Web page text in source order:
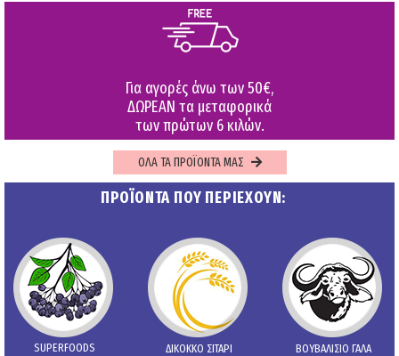
Για αγορές άνω των 50€,
ΔΩΡΕΑΝ τα μεταφορικά
των πρώτων 6 κιλών.
ΟΛΑ ΤΑ ΠΡΟΪΟΝΤΑ ΜΑΣ
ΠΡΟΪΟΝΤΑ ΠΟΥ ΠΕΡΙΕΧΟΥΝ:
SUPERFOODS ΔΙΚΟΚΚΟ ΣΙΤΑΡΙ ΒΟΥΒΑΛΙΣΙΟ ΓΑΛΑ